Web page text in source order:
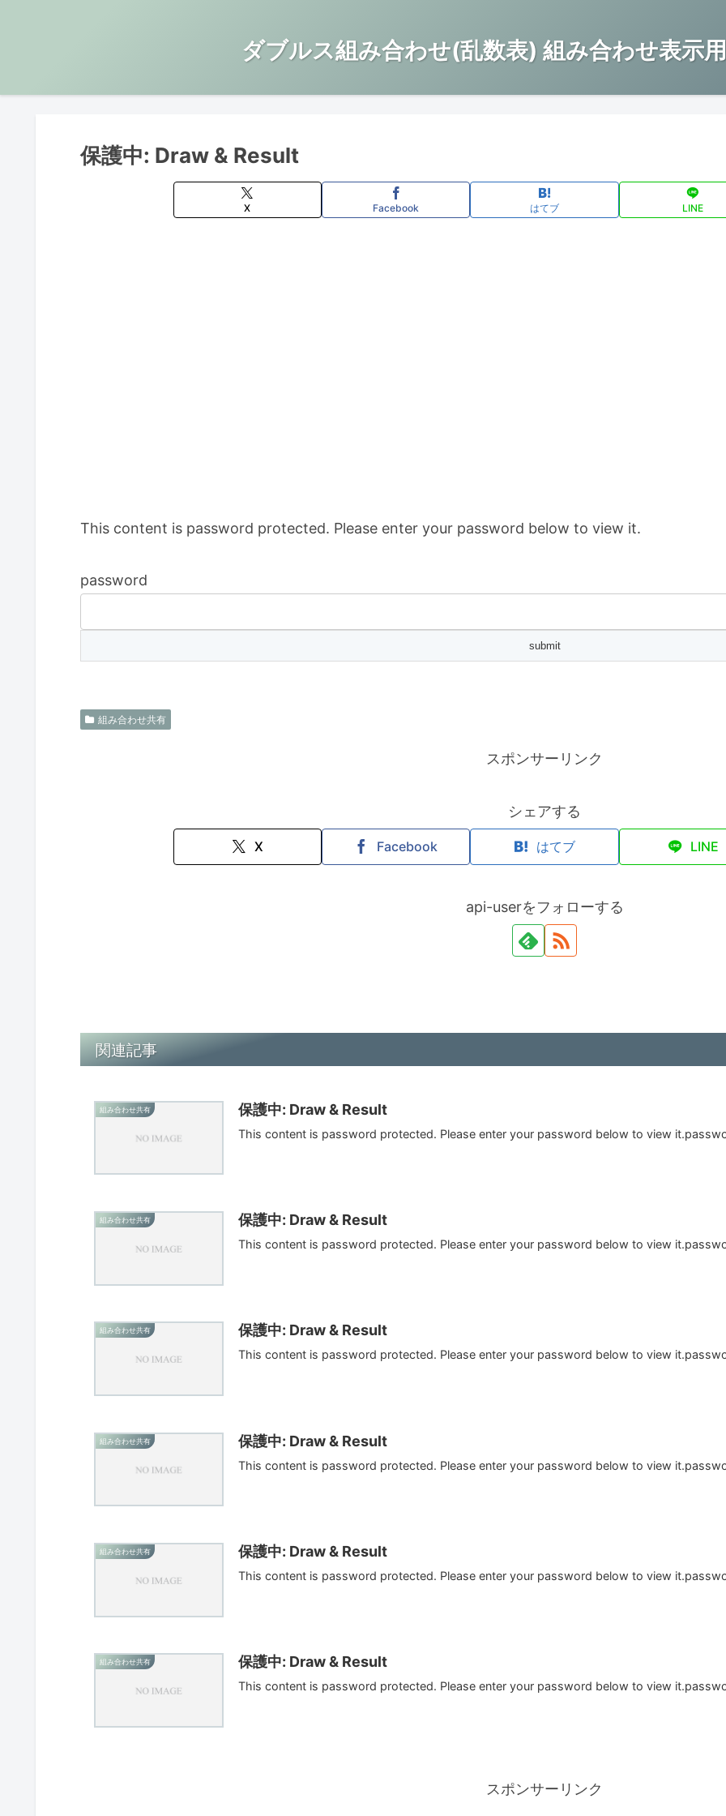
ダブルス組み合わせ(乱数表) 組み合わせ表示
保護中: Draw & Result
X Facebook はてブ LINE
This content is password protected. Please enter your password below to view it.
password
組み合わせ共有
スポンサーリンク
シェアする
X Facebook はてブ LINE
api-userをフォローする
関連記事
組み合わせ共有 保護中: Draw & Result
This content is password protected. Please enter your password below to view
組み合わせ共有 保護中: Draw & Result
This content is password protected. Please enter your password below to view
組み合わせ共有 保護中: Draw & Result
This content is password protected. Please enter your password below to view
組み合わせ共有 保護中: Draw & Result
This content is password protected. Please enter your password below to view
組み合わせ共有 保護中: Draw & Result
This content is password protected. Please enter your password below to view
組み合わせ共有 保護中: Draw & Result
This content is password protected. Please enter your password below to view
スポンサーリンク